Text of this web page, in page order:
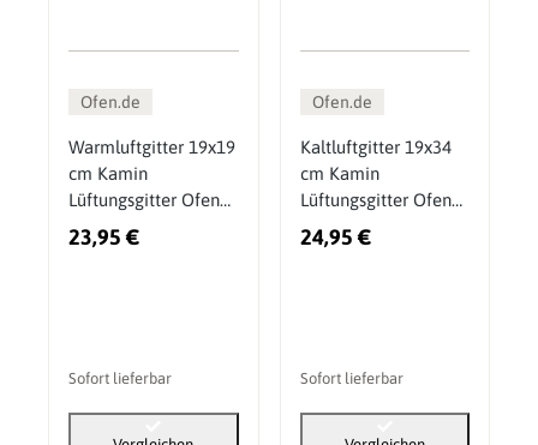
Ofen.de
Warmluftgitter 19x19
cm Kamin
Lüftungsgitter Ofen
Gitter Silber Antik
23,95 €
Sofort lieferbar
Ofen.de
Kaltluftgitter 19x34
cm Kamin
Lüftungsgitter Ofen
Gitter Gold Patina
24,95 €
Sofort lieferbar